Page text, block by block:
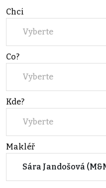
Chci
Vyberte
Co?
Vyberte
Kde?
Vyberte
Makléř
Sára Jandošová